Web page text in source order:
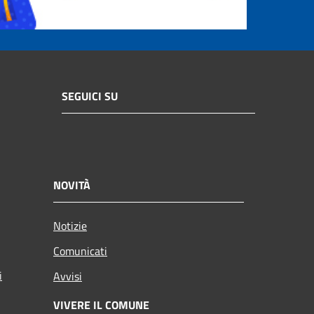
SEGUICI SU
NOVITÀ
Notizie
Comunicati
Avvisi
VIVERE IL COMUNE